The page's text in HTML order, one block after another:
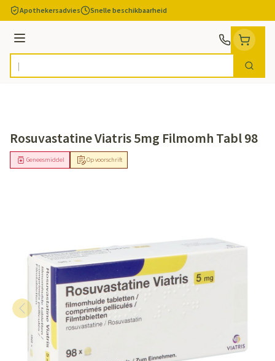
Ga naar de inhoud
Apothekersadvies Snelle beschikbaarheid
Menu
Product, merk, categorie... Zoek
Rosuvastatine Viatris 5mg Filmomh Tabl 98
Op voorschrift
Geneesmiddel